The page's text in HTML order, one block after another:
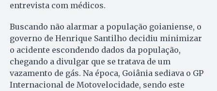
entrevista com médicos.
Buscando não alarmar a população goianiense, o
governo de Henrique Santilho decidiu minimizar
o acidente escondendo dados da população,
chegando a divulgar que se tratava de um
vazamento de gás. Na época, Goiânia sediava o GP
Internacional de Motovelocidade, sendo este